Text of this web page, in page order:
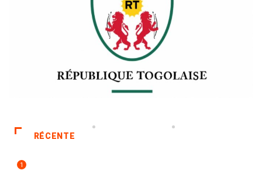
RÉCENTE
1